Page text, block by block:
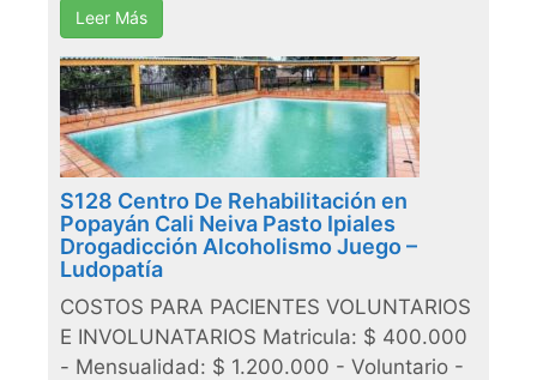
Leer Más
S128 Centro De Rehabilitación en
Popayán Cali Neiva Pasto Ipiales
Drogadicción Alcoholismo Juego –
Ludopatía
COSTOS PARA PACIENTES VOLUNTARIOS
E INVOLUNATARIOS Matricula: $ 400.000
- Mensualidad: $ 1.200.000 - Voluntario -